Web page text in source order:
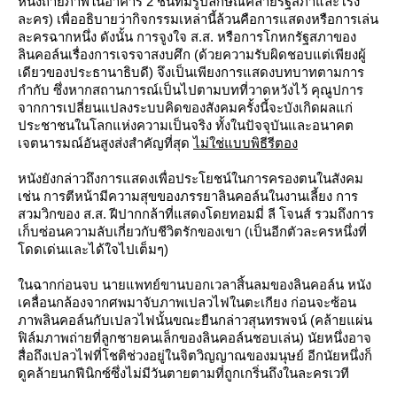
ละคร) เพื่ออธิบายว่ากิจกรรมเหล่านี้ล้วนคือการแสดงหรือการเล่น
ละครฉากหนึ่ง ดังนั้น การจูงใจ ส.ส. หรือการโกหกรัฐสภาของ
ลินคอล์นเรื่องการเจรจาสงบศึก (ด้วยความรับผิดชอบแต่เพียงผู้
เดียวของประธานาธิบดี) จึงเป็นเพียงการแสดงบทบาทตามการ
กำกับ ซึ่งหากสถานการณ์เป็นไปตามบทที่วาดหวังไว้ คุณูปการ
จากการเปลี่ยนแปลงระบบคิดของสังคมครั้งนี้จะบังเกิดผลแก่
ประชาชนในโลกแห่งความเป็นจริง ทั้งในปัจจุบันและอนาคต
เจตนารมณ์อันสูงส่งสำคัญที่สุด ไม่ใช่แบบพิธีรีตอง
หนังยังกล่าวถึงการแสดงเพื่อประโยชน์ในการครองตนในสังคม
เช่น การตีหน้ามีความสุขของภรรยาลินคอล์นในงานเลี้ยง การ
สวมวิกของ ส.ส. ฝีปากกล้าที่แสดงโดยทอมมี่ ลี โจนส์ รวมถึงการ
เก็บซ่อนความลับเกี่ยวกับชีวิตรักของเขา (เป็นอีกตัวละครหนึ่งที่
ดดเด่นและได้ใจไปเต็มๆ)
นฉากก่อนจบ นายแพทย์ขานบอกเวลาสิ้นลมของลินคอล์น หนัง
เคลื่อนกล้องจากศพมาจับภาพเปลวไฟในตะเกียง ก่อนจะซ้อน
ภาพลินคอล์นกับเปลวไฟนั้นขณะยืนกล่าวสุนทรพจน์ (คล้ายแผ่น
ฟิล์มภาพถ่ายที่ลูกชายคนเล็กของลินคอล์นชอบเล่น) นัยหนึ่งอาจ
สื่อถึงเปลวไฟที่โชติช่วงอยู่ในจิตวิญญาณของมนุษย์ อีกนัยหนึ่งก็
ดูคล้ายนกฟีนิกซ์ซึ่งไม่มีวันตายตามที่ถูกเกริ่นถึงในละครเวที